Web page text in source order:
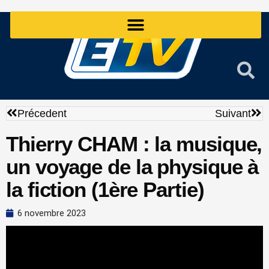
Précédent
Précedent Suivant
Thierry CHAM : la musique,
un voyage de la physique à
la fiction (1ère Partie)
6 novembre 2023